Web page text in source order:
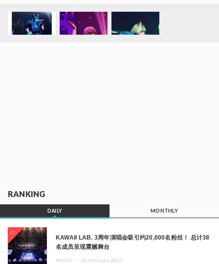
RANKING
DAILY MONTHLY
01
KAWAII LAB. 3周年演唱会吸引约20,000名粉丝！ 总计38
名成员呈现震撼舞台
MUSIC ・ 26.February.2025